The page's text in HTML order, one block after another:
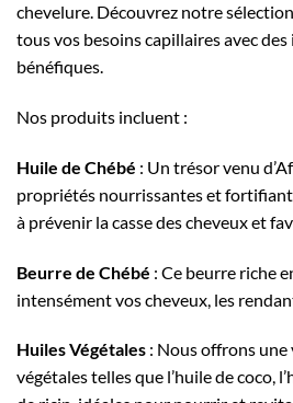
chevelure. Découvrez notre
tous vos besoins capillaires avec
bénéfiques.
Nos produits incluent :
Huile de Chébé : Un trésor venu
propriétés nourrissantes et
à prévenir la casse des cheveux et
Beurre de Chébé : Ce beurre riche
intensément vos cheveux, les
Huiles Végétales : Nous offrons une
végétales telles que l’huile de coco,